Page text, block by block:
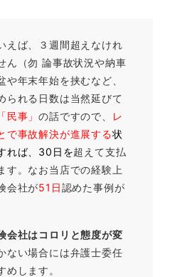
えば、３週間超えなけれ
ん（勿 論事故状況や納車
年末年始を挟むなど、
られる日数は当然延びて
民事」の話ですので、
レ
で事故解決が進展する状
れば、30日を超えて支払
す。なお当店での経験上
会社が51日認めた事例が
会社はコロリと態度が変
ない場合には弁護士委任
めします。